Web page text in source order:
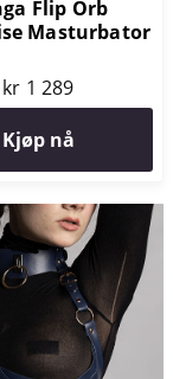
Flip Orb
Masturbator
kr 1 289
Kjøp nå